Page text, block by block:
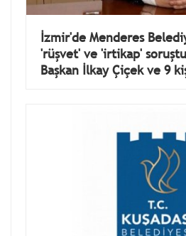
İzmir'de Menderes
'rüşvet' ve 'irtikap'
Başkan İlkay Çiçek ve 9